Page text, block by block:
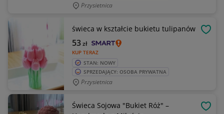
Przysietnica
świeca w kształcie bukietu tulipanów
KUP TERAZ
53zł
STAN: NOWY
SPRZEDAJĄCY: OSOBA PRYWATNA
Przysietnica
Świeca Sojowa "Bukiet Róż" –